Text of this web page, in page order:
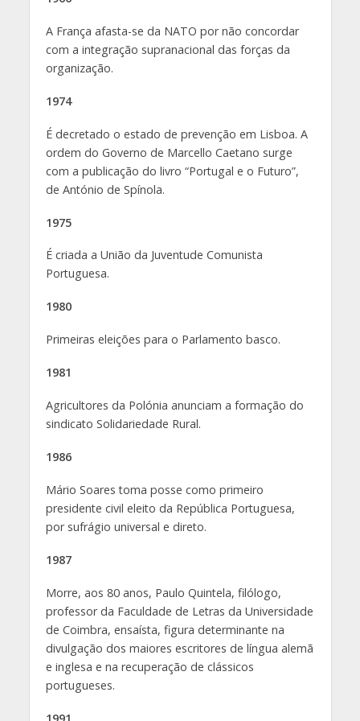
A França afasta-se da NATO por não concordar
com a integração supranacional das forças da
organização.
1974
É decretado o estado de prevenção em Lisboa. A
ordem do Governo de Marcello Caetano surge
com a publicação do livro “Portugal e o Futuro”,
de António de Spínola.
1975
É criada a União da Juventude Comunista
Portuguesa.
1980
Primeiras eleições para o Parlamento basco.
1981
Agricultores da Polónia anunciam a formação do
sindicato Solidariedade Rural.
1986
Mário Soares toma posse como primeiro
presidente civil eleito da República Portuguesa,
por sufrágio universal e direto.
1987
Morre, aos 80 anos, Paulo Quintela, filólogo,
professor da Faculdade de Letras da Universidade
de Coimbra, ensaísta, figura determinante na
divulgação dos maiores escritores de língua alemã
e inglesa e na recuperação de clássicos
portugueses.
1991